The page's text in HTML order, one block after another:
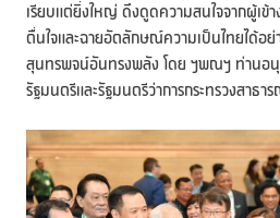
เรียบแต่ยิ่งใหญ่ ดึงดูดความสนใจจากผู้เข้
ตื่นใจและฉายอัตลักษณ์ความเป็นไทยได้อย่
สุนทรพจน์อันทรงพลัง โดย ฯพณฯ ท่านอ
รัฐมนตรีและรัฐมนตรีว่าการกระทรวงสาธา